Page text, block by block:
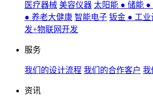
医疗器械 美容仪器 太阳能 ● 储能 ●
● 养老大健康 智能电子 钣金 ● 工业
发+物联网开发
服务
我们的设计流程 我们的合作客户 我
资讯